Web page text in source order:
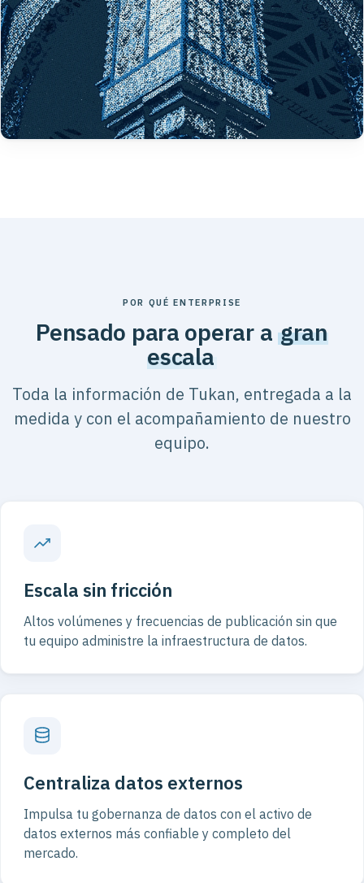
POR QUÉ ENTERPRISE
Pensado para operar a gran
escala
Toda la información de Tukan, entregada a la
medida y con el acompañamiento de nuestro
equipo.
Escala sin fricción
Altos volúmenes y frecuencias de publicación sin que
tu equipo administre la infraestructura de datos.
Centraliza datos externos
Impulsa tu gobernanza de datos con el activo de
datos externos más confiable y completo del
mercado.